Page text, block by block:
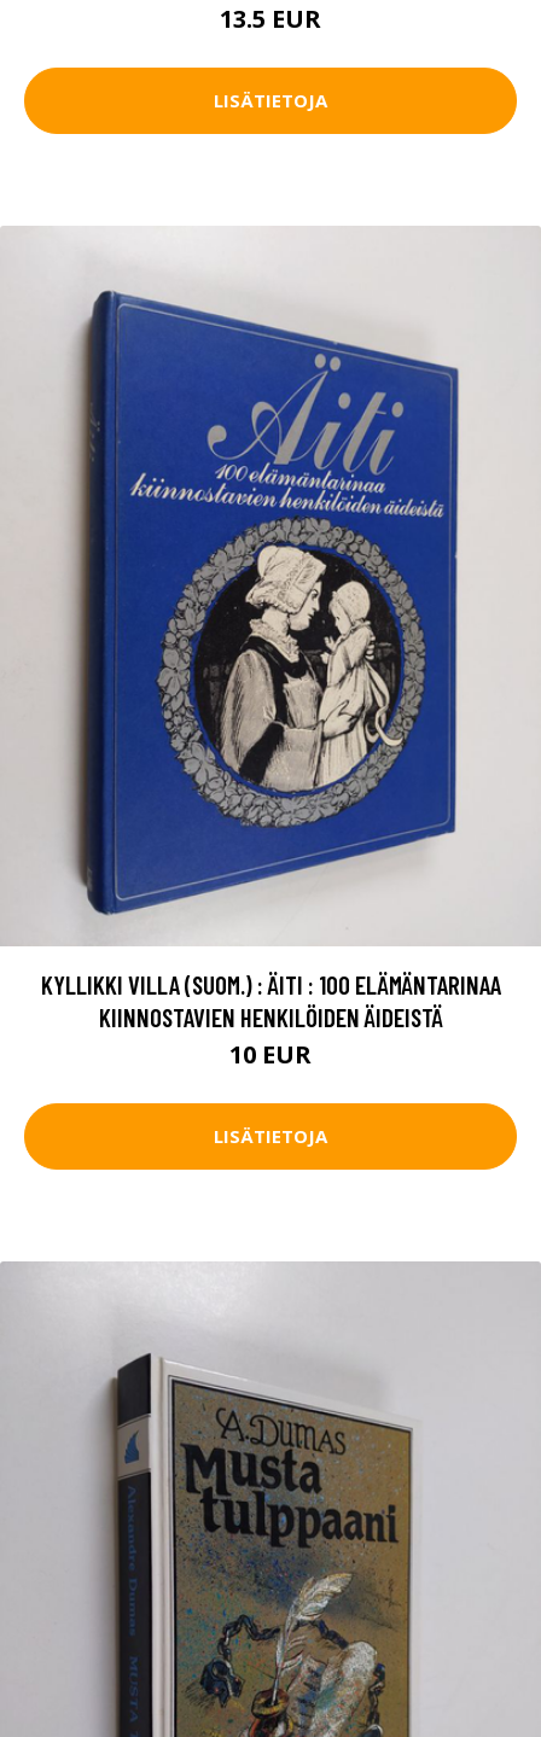
13.5 EUR
LISÄTIETOJA
KYLLIKKI VILLA (SUOM.) : ÄITI : 100 ELÄMÄNTARINAA
KIINNOSTAVIEN HENKILÖIDEN ÄIDEISTÄ
10 EUR
LISÄTIETOJA